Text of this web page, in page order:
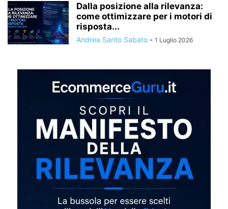
Dalla posizione alla rilevanza:
come ottimizzare per i motori di
risposta...
Andrea Santo Sabato - 1 Luglio 2026